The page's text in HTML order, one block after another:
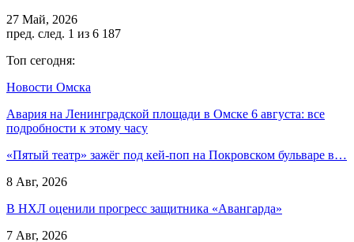
27 Май, 2026
пред. след. 1 из 6 187
Топ сегодня:
Новости Омска
Авария на Ленинградской площади в Омске 6 августа: все
подробности к этому часу
«Пятый театр» зажёг под кей-поп на Покровском бульваре в…
8 Авг, 2026
В НХЛ оценили прогресс защитника «Авангарда»
7 Авг, 2026